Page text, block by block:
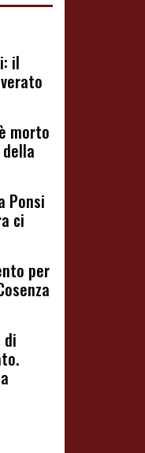
il
morto
Ponsi
ci
per
di